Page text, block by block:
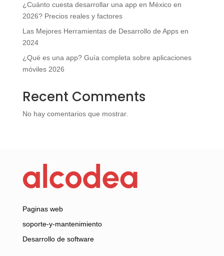
¿Cuánto cuesta desarrollar una app en México en
2026? Precios reales y factores
Las Mejores Herramientas de Desarrollo de Apps en
2024
¿Qué es una app? Guía completa sobre aplicaciones
móviles 2026
Recent Comments
No hay comentarios que mostrar.
Paginas web
soporte-y-mantenimiento
Desarrollo de software